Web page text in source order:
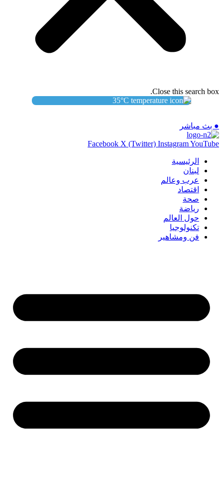
Close this search box.
35°C
● بث مباشر
Facebook X (Twitter) InstagramYouTube
الرئيسية
لبنان
عرب وعالم
اقتصاد
صحة
رياضة
حول العالم
تكنولوجيا
فن ومشاهير